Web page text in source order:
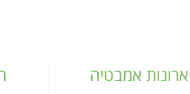
ארונות אמבטיה